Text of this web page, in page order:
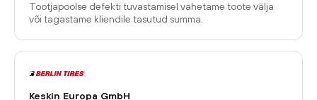
Tootjapoolse defekti tuvastamisel vahetame toote välja
või tagastame kliendile tasutud summa.
Keskin Europa GmbH